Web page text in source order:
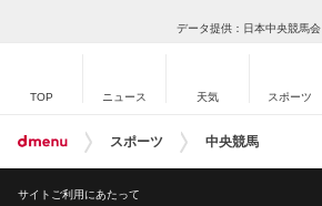
データ提供：日本中央競馬会
TOP ニュース 天気 スポーツ
スポーツ 中央競馬
サイトご利用にあたって